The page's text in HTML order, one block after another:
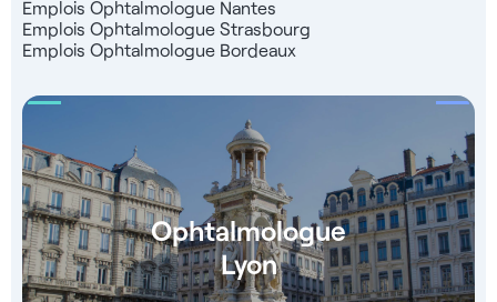
Emplois Ophtalmologue Nantes
Emplois Ophtalmologue Strasbourg
Emplois Ophtalmologue Bordeaux
Ophtalmologue
Lyon